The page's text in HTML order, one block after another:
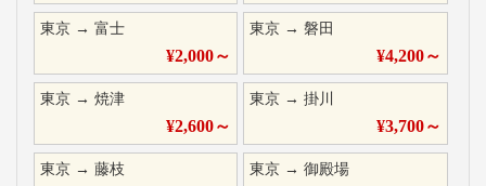
東京 → 富士
¥2,000～
東京 →磐田
¥4,200～
東京 → 焼津
¥2,600～
東京 →掛川
¥3,700～
東京 → 藤枝 東京 →御殿場